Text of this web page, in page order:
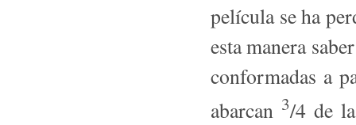
película se ha
esta manera
conformadas a
abarcan 3/4 de